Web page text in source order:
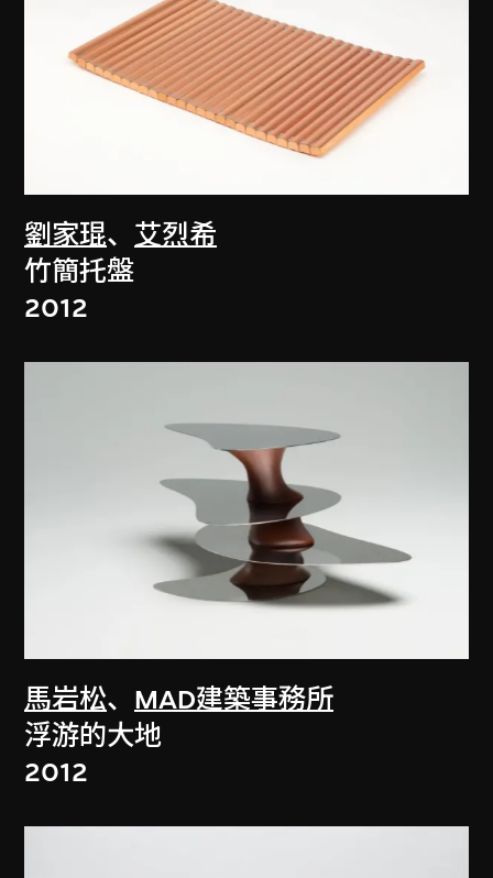
劉家琨、 艾烈希
竹簡托盤
2012
馬岩松、 MAD建築事務所
浮游的大地
2012